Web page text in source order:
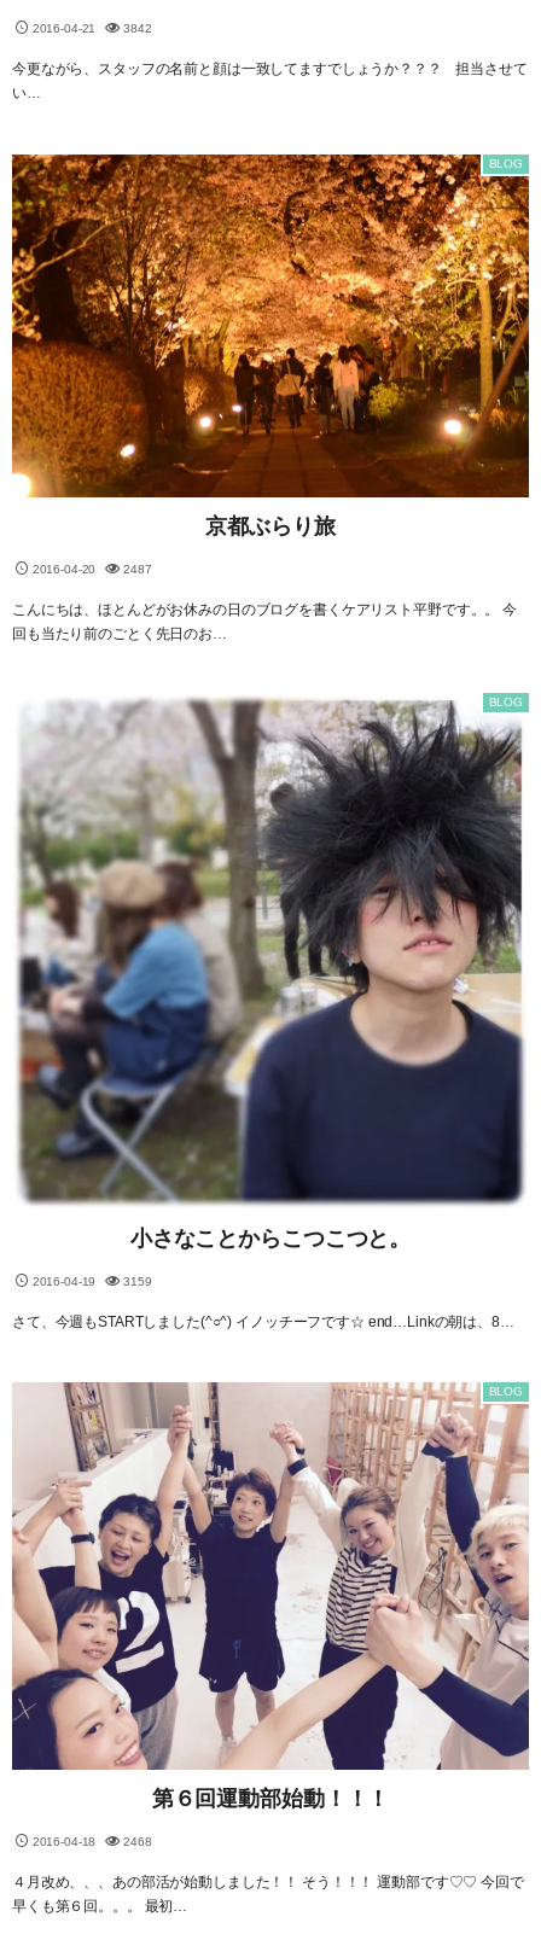
2016-04-21 3842
今更ながら、スタッフの名前と顔は一致してますでしょうか？？？ 担当させて
い…
京都ぶらり旅
2016-04-20
BLOG
2487
こんにちは、ほとんどがお休みの日のブログを書くケアリスト平野です。。 今
回も当たり前のごとく先日のお…
小さなことからこつこつと。
2016-04-19
BLOG
3159
さて、今週もSTARTしました(^○^) イノッチーフです☆ end…Linkの朝は、8…
第６回運動部始動！！！
2016-04-18
BLOG
2468
４月改め、、、あの部活が始動しました！！ そう！！！ 運動部です♡♡ 今回で
早くも第６回。。。 最初…